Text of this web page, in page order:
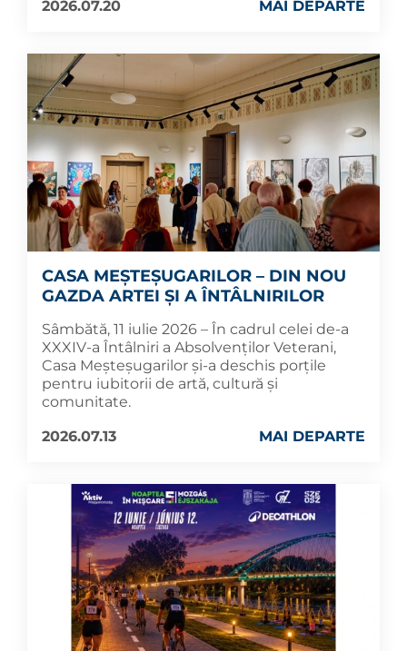
2026.07.20
MAI DEPARTE
CASA MEȘTEȘUGARILOR – DIN NOU
GAZDA ARTEI ȘI A ÎNTÂLNIRILOR
Sâmbătă, 11 iulie 2026 – În cadrul celei de-a
XXXIV-a Întâlniri a Absolvenților Veterani,
Casa Meșteșugarilor și-a deschis porțile
pentru iubitorii de artă, cultură și
comunitate.
2026.07.13
MAI DEPARTE